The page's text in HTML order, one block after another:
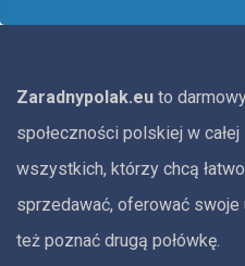
Zaradnypolak.eu to
społeczności polskiej w
wszystkich, którzy chcą
sprzedawać, oferować swoje
też poznać drugą połówkę.